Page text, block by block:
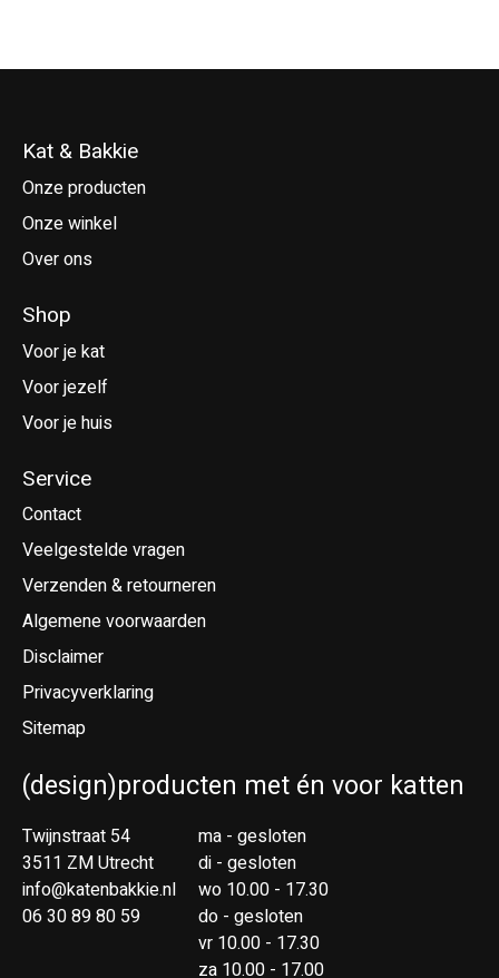
Kat & Bakkie
Onze producten
Onze winkel
Over ons
Shop
Voor je kat
Voor jezelf
Voor je huis
Service
Contact
Veelgestelde vragen
Verzenden & retourneren
Algemene voorwaarden
Disclaimer
Privacyverklaring
Sitemap
(design)producten met én voor katten
Twijnstraat 54
3511 ZM Utrecht
info@katenbakkie.nl
06 30 89 80 59
ma - gesloten
di - gesloten
wo 10.00 - 17.30
do - gesloten
vr 10.00 - 17.30
za 10.00 - 17.00